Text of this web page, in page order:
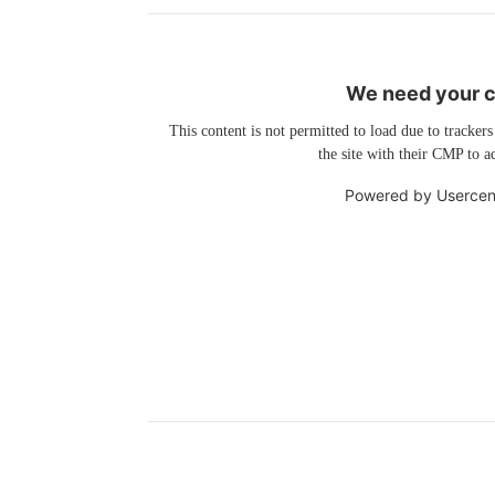
We need your
This content is not permitted to load due to
the site with their CMP to
Powered by